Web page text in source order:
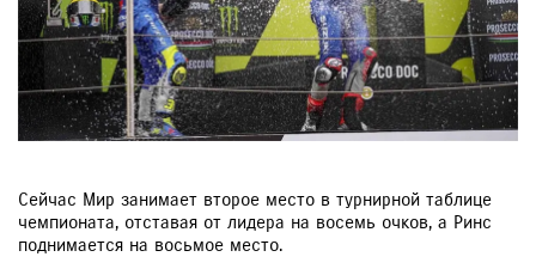
Сейчас Мир занимает второе место в турнирной таблице
чемпионата, отставая от лидера на восемь очков, а Ринс
поднимается на восьмое место.